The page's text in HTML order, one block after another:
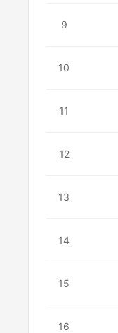
9
10
11
12
13
14
15
16